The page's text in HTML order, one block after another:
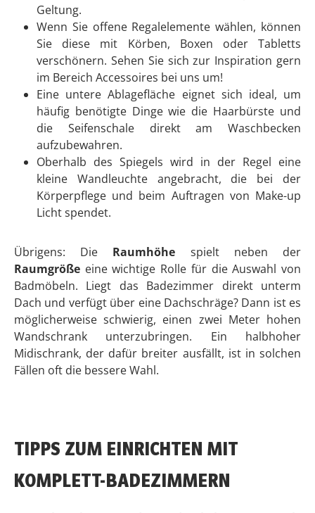
Badmöbel Set Rangun 2teilig
689,00 €
1-3 Werktage *
Badmöbel Set Perth
1-3 Werktage *